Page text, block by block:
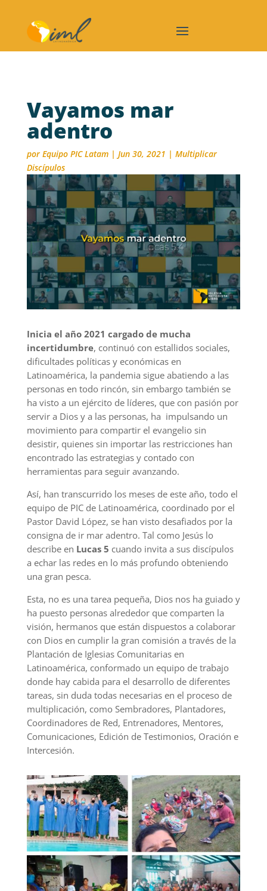
Vayamos mar
adentro
por Equipo PIC Latam| Jun 30, 2021 | Multiplicar
Discípulos
Inicia el año 2021 cargado de mucha
incertidumbre, continuó con estallidos sociales,
dificultades políticas y económicas en
Latinoamérica, la pandemia sigue abatiendo a las
personas en todo rincón, sin embargo también se
ha visto a un ejército de líderes, que con pasión por
servir a Dios y a las personas, ha impulsando un
movimiento para compartir el evangelio sin
desistir, quienes sin importar las restricciones han
encontrado las estrategias y contado con
herramientas para seguir avanzando.
Así, han transcurrido los meses de este año, todo el
equipo de PIC de Latinoamérica, coordinado por el
Pastor David López, se han visto desafiados por la
consigna de ir mar adentro. Tal como Jesús lo
describe en Lucas 5 cuando invita a sus discípulos
a echar las redes en lo más profundo obteniendo
una gran pesca.
Esta, no es una tarea pequeña, Dios nos ha guiado y
ha puesto personas alrededor que comparten la
visión, hermanos que están dispuestos a colaborar
con Dios en cumplir la gran comisión a través de la
Plantación de Iglesias Comunitarias en
Latinoamérica, conformado un equipo de trabajo
donde hay cabida para el desarrollo de diferentes
tareas, sin duda todas necesarias en el proceso de
multiplicación, como Sembradores, Plantadores,
Coordinadores de Red, Entrenadores, Mentores,
Comunicaciones, Edición de Testimonios, Oración e
Intercesión.